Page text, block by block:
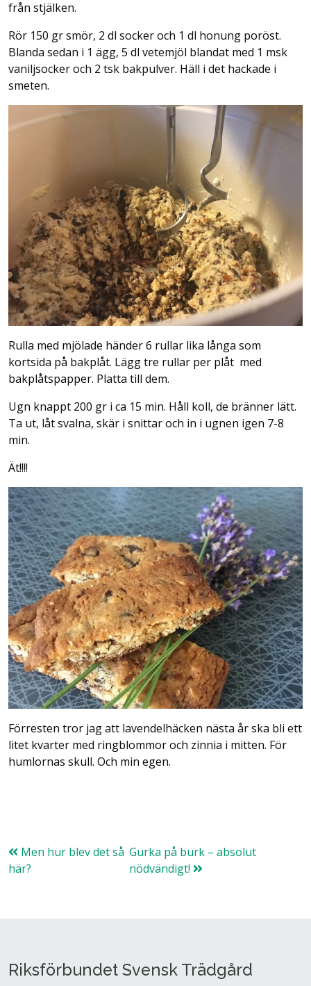
från stjälken.
Rör 150 gr smör, 2 dl socker och 1 dl honung poröst.
Blanda sedan i 1 ägg, 5 dl vetemjöl blandat med 1 msk
vaniljsocker och 2 tsk bakpulver. Häll i det hackade i
smeten.
Rulla med mjölade händer 6 rullar lika långa som
kortsida på bakplåt. Lägg tre rullar per plåt med
bakplåtspapper. Platta till dem.
Ugn knappt 200 gr i ca 15 min. Håll koll, de bränner lätt.
Ta ut, låt svalna, skär i snittar och in i ugnen igen 7-8
min.
Ät!!!!
Förresten tror jag att lavendelhäcken nästa år ska bli ett
litet kvarter med ringblommor och zinnia i mitten. För
humlornas skull. Och min egen.
Men hur blev det så
här?
Gurka på burk – absolut
nödvändigt!
Riksförbundet Svensk Trädgård